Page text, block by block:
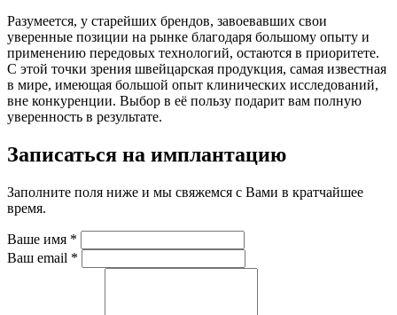
Разумеется, у старейших брендов, завоевавших свои
уверенные позиции на рынке благодаря большому опыту и
применению передовых технологий, остаются в приоритете.
С этой точки зрения швейцарская продукция, самая известная
в мире, имеющая большой опыт клинических исследований,
вне конкуренции. Выбор в её пользу подарит вам полную
уверенность в результате.
Записаться на имплантацию
Заполните поля ниже и мы свяжемся с Вами в кратчайшее
время.
Ваше имя *
Ваш email *